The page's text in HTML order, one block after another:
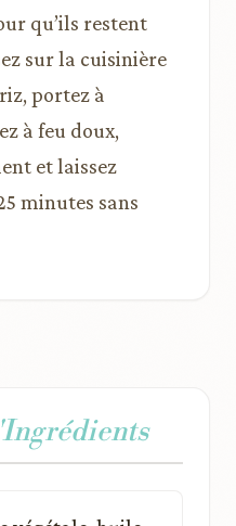
qu’ils restent
sur la cuisinière
portez à
à feu doux,
et laissez
minutes sans